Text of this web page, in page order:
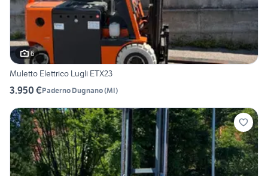
6
Muletto Elettrico Lugli ETX23
3.950 €Paderno Dugnano(MI)